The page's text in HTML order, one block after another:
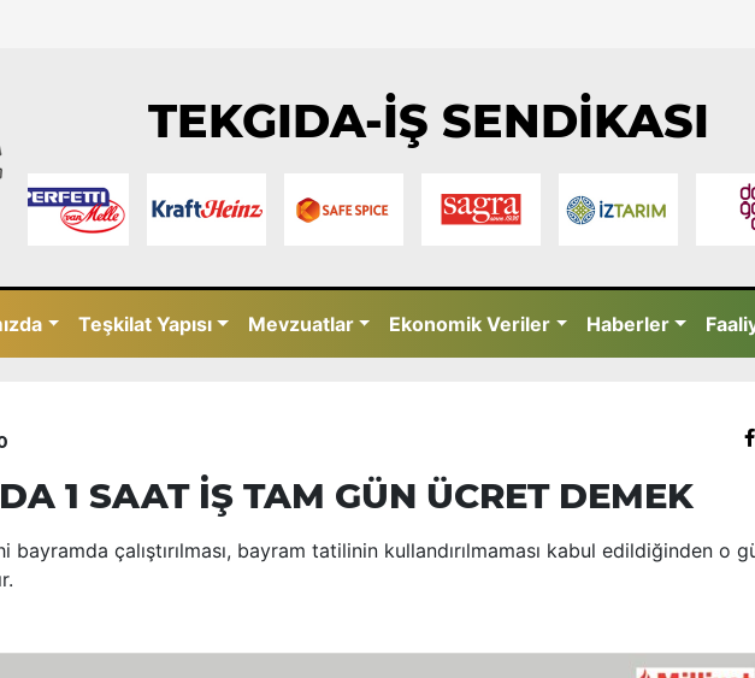
TEKGIDA-İŞ SENDİKASI
Teşkilat Yapısı Mevzuatlar Ekonomik Veriler Haberler
1 SAAT İŞ TAM GÜN ÜCRET DEMEK
bayramda çalıştırılması, bayram tatilinin kullandırılmaması kabul edildiğinden o